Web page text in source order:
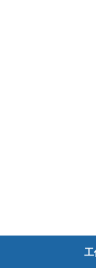
工